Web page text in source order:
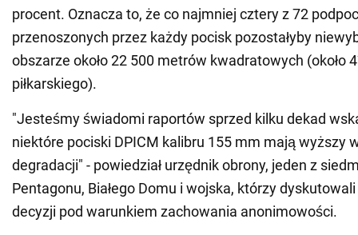
procent. Oznacza to, że co najmniej cztery z 72
przenoszonych przez każdy pocisk pozostałyby
obszarze około 22 500 metrów kwadratowych (około
piłkarskiego).
"Jesteśmy świadomi raportów sprzed kilku dekad
niektóre pociski DPICM kalibru 155 mm mają wyższy
degradacji" - powiedział urzędnik obrony, jeden z
Pentagonu, Białego Domu i wojska, którzy
decyzji pod warunkiem zachowania anonimowości.